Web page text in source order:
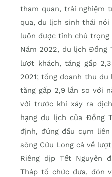
tham quan, trải nghiệm
qua, du lịch sinh thái
luôn được tỉnh chú
Năm 2022, du lịch Đồng
lượt khách, tăng gấp
2021; tổng doanh thu du
tăng gấp 2,9 lần so với
với trước khi xảy ra
hạng du lịch của Đồng
định, đứng đầu cụm
sông Cửu Long cả về
Riêng dịp Tết Nguyên
Tháp tổ chức đưa, đón